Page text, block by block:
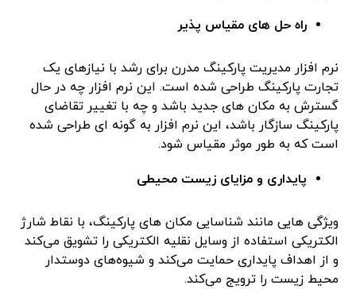
راه حل های مقیاس پذیر
نرم افزار مدیریت پارکینگ مدرن برای رشد با نیازهای یک
تجارت پارکینگ طراحی شده است. این نرم افزار چه در حال
گسترش به مکان های جدید باشد و چه با تغییر تقاضای
پارکینگ سازگار باشد، این نرم افزار به گونه ای طراحی شده
است که به طور موثر مقیاس شود.
پایداری و مزایای زیست محیطی
ویژگی هایی مانند شناسایی مکان های پارکینگ، با نقاط شارژ
الکتریکی استفاده از وسایل نقلیه الکتریکی را تشویق می‌کند
و از اهداف پایداری حمایت می‌کند و شیوه‌های دوستدار
محیط زیست را ترویج می‌کند.